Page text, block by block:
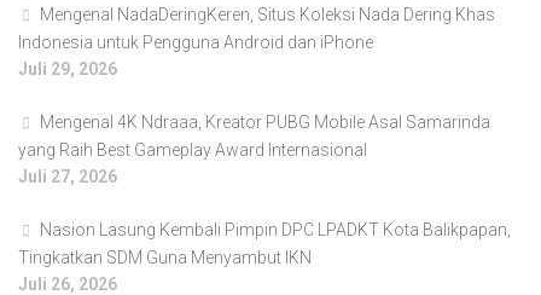
Mengenal NadaDeringKeren, Situs Koleksi Nada Dering Khas
Indonesia untuk Pengguna Android dan iPhone
Juli 29, 2026
Mengenal 4K Ndraaa, Kreator PUBG Mobile Asal Samarinda
yang Raih Best Gameplay Award Internasional
Juli 27, 2026
Nasion Lasung Kembali Pimpin DPC LPADKT Kota Balikpapan,
Tingkatkan SDM Guna Menyambut IKN
Juli 26, 2026